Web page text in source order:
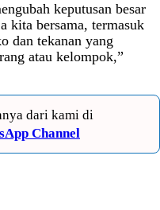
keputusan besar
kita bersama, termasuk
dan tekanan yang
atau kelompok,”
dari kami di
Channel